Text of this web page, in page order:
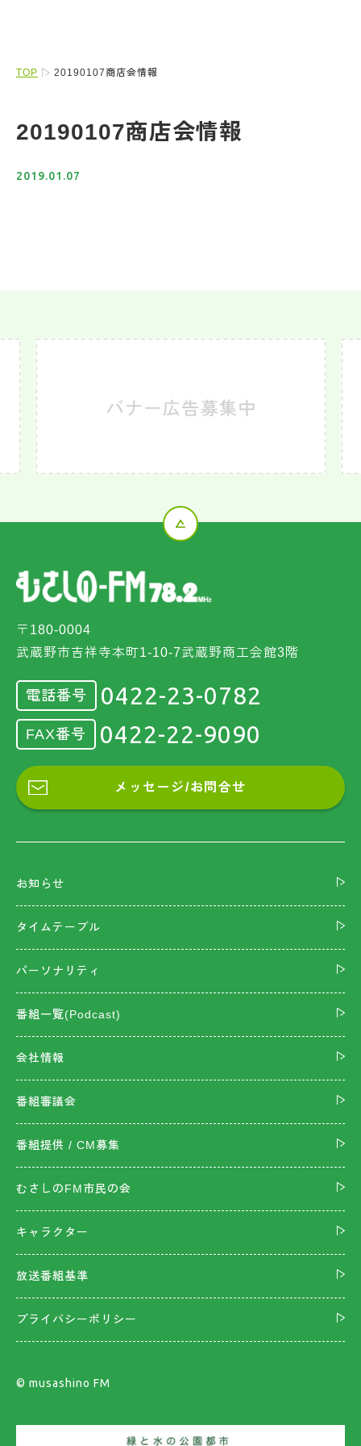
TOP 20190107商店会情報
20190107商店会情報
2019.01.07
〒180-0004
武蔵野市吉祥寺本町1-10-7武蔵野商工会館3階
電話番号 0422-23-0782
FAX番号 0422-22-9090
メッセージ/お問合せ
お知らせ
タイムテーブル
パーソナリティ
番組一覧(Podcast)
会社情報
番組審議会
番組提供 / CM募集
むさしのFM市民の会
キャラクター
放送番組基準
プライバシーポリシー
©︎ musashino FM